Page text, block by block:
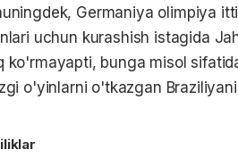
Germaniya olimpiya
uchun kurashish istagida
ko'rmayapti, bunga misol
o'yinlarni o'tkazgan